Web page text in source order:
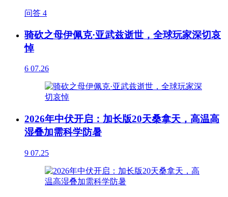
问答 4
骑砍之母伊佩克·亚武兹逝世，全球玩家深切哀
悼
6 07.26
2026年中伏开启：加长版20天桑拿天，高温高
湿叠加需科学防暑
9 07.25